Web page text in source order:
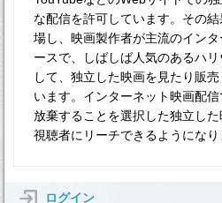
な配信を許可しています。その
場し、映画製作者が主流のイン
ースで、しばしば人気のあるハ
して、独立した映画を見たり販
います。インターネット映画配
放棄することを選択した独立し
視聴者にリーチできるようになり
ログイン